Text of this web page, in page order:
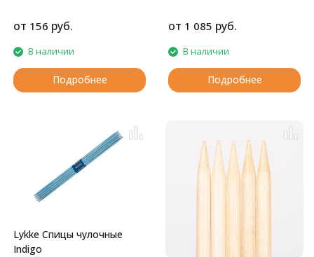
от 156 руб.
В наличии
Подробнее
от 1 085 руб.
В наличии
Подробнее
Lykke Спицы чулочные
Indigo